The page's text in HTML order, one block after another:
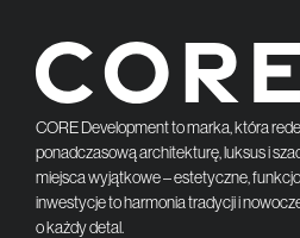
CORE Development to marka, która
ponadczasową architekturę, luksus i
miejsca wyjątkowe – estetyczne,
inwestycje to harmonia tradycji i
o każdy detal.